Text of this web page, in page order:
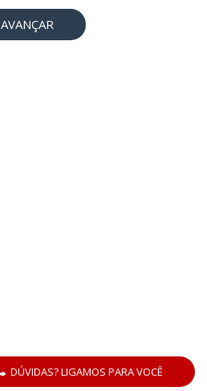
AVANÇAR
DÚVIDAS? LIGAMOS PARA VOCÊ